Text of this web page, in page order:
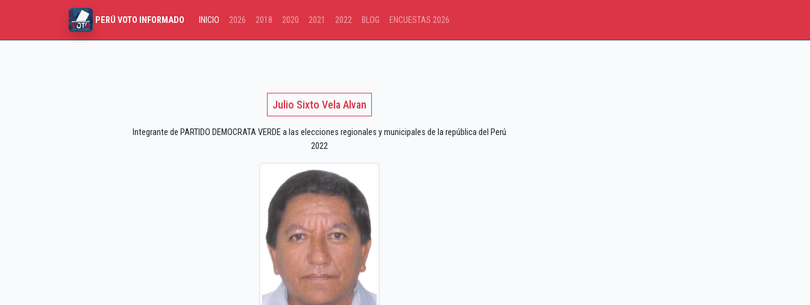
PERÚ VOTO INFORMADO INICIO 2026 2018 2020 2021 2022 BLOG ENCUESTAS 2026
Julio Sixto Vela Alvan
Integrante de PARTIDO DEMOCRATA VERDE a las elecciones regionales y municipales de la república del Perú
2022